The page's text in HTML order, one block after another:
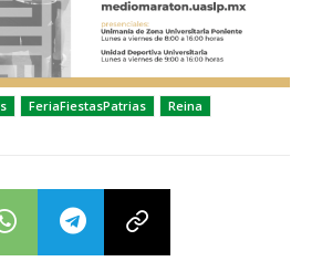
FeriaFiestasPatrias Reina